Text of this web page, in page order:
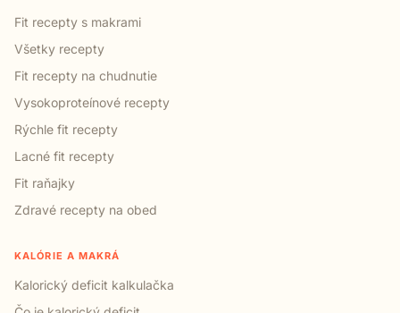
Fit recepty s makrami
Všetky recepty
Fit recepty na chudnutie
Vysokoproteínové recepty
Rýchle fit recepty
Lacné fit recepty
Fit raňajky
Zdravé recepty na obed
KALÓRIE A MAKRÁ
Kalorický deficit kalkulačka